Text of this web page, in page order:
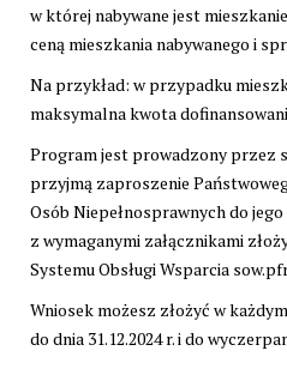
w której nabywane jest
ceną mieszkania nabywanego i
Na przykład: w przypadku
maksymalna kwota
Program jest prowadzony przez
przyjmą zaproszenie
Osób Niepełnosprawnych do
z wymaganymi załącznikami
Systemu Obsługi Wsparcia
Wniosek możesz złożyć w
do dnia 31.12.2024 r. i do